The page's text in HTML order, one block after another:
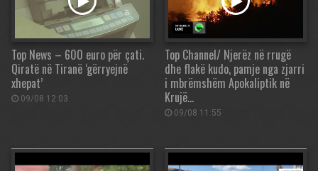
Top News – 600 euro për çati.
Qiratë në Tiranë ‘gërryejnë
xhepat’
09/08 12:03
Top Channel/ Njerëz në rrugë
dhe flakë kudo, pamje nga zjarri
i mbrëmshëm Apokaliptik në
Krujë…
09/08 11:55